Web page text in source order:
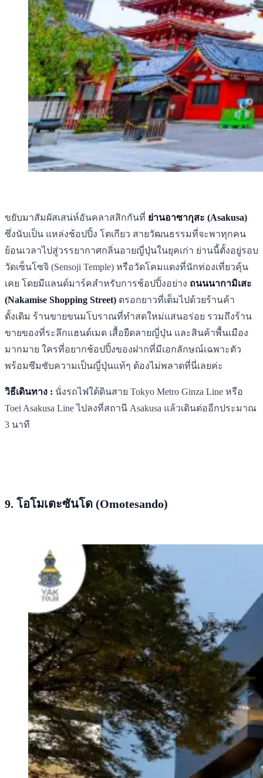
ขยับมาสัมผัสเสน่ห์อันคลาสสิกกันที่ ย่านอาซากุสะ (Asakusa)
ซึ่งนับเป็น แหล่งช้อปปิ้ง โตเกียว สายวัฒนธรรมที่จะพาทุกคน
ย้อนเวลาไปสู่วรรยากาศกลิ่นอายญี่ปุ่นในยุคเก่า ย่านนี้ตั้งอยู่รอบ
วัดเซ็นโซจิ (Sensoji Temple) หรือวัดโคมแดงที่นักท่องเที่ยวคุ้น
เคย โดยมีแลนด์มาร์คสำหรับการช้อปปิ้งอย่าง ถนนนากามิเสะ
(Nakamise Shopping Street) ตรอกยาวที่เต็มไปด้วยร้านค้า
ดั้งเดิม ร้านขายขนมโบราณที่ทำสดใหม่แสนอร่อย รวมถึงร้าน
ขายของที่ระลึกแฮนด์เมด เสื้อยืดลายญี่ปุ่น และสินค้าพื้นเมือง
มากมาย ใครที่อยากช้อปปิ้งของฝากที่มีเอกลักษณ์เฉพาะตัว
พร้อมซึมซับความเป็นญี่ปุ่นแท้ๆ ต้องไม่พลาดที่นี่เลยค่ะ
วิธีเดินทาง : นั่งรถไฟใต้ดินสาย Tokyo Metro Ginza Line หรือ
Toei Asakusa Line ไปลงที่สถานี Asakusa แล้วเดินต่ออีกประมาณ
3 นาที
9. โอโมเตะซันโด (Omotesando)